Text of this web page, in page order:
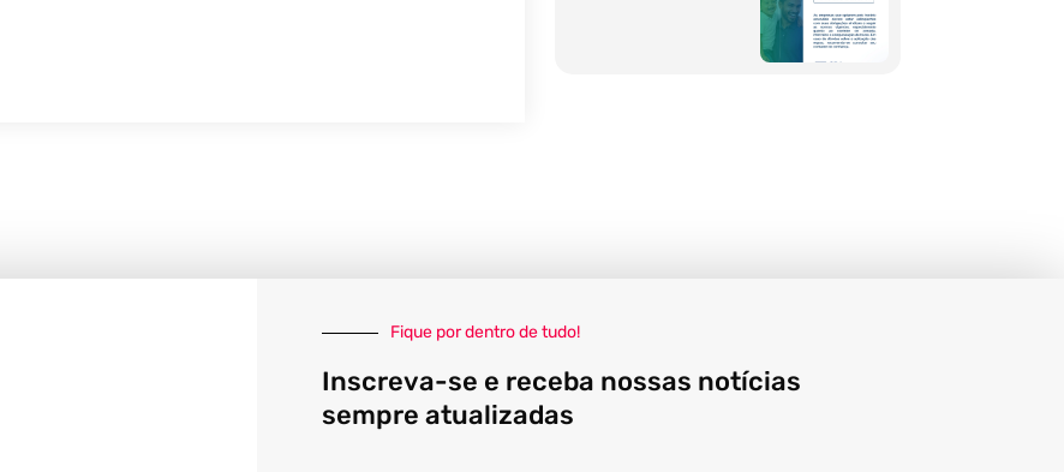
Fique por dentro de tudo!
Inscreva-se e receba nossas notícias
sempre atualizadas